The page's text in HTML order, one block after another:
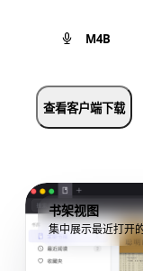
M4B
查看客户端下载
书架视图
集中展示最近打开